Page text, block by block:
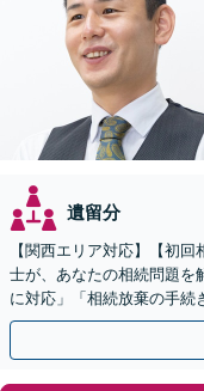
遺留分
【関西エリア対応】【初
士が、あなたの相続問題を
に対応」「相続放棄の手続
題は自分の代で解決しまし